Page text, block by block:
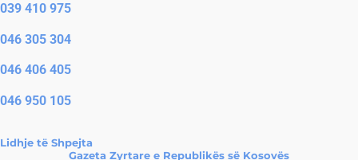
039 410 975
046 305 304
046 406 405
046 950 105
Lidhje të Shpejta
Gazeta Zyrtare e Republikës së Kosovës